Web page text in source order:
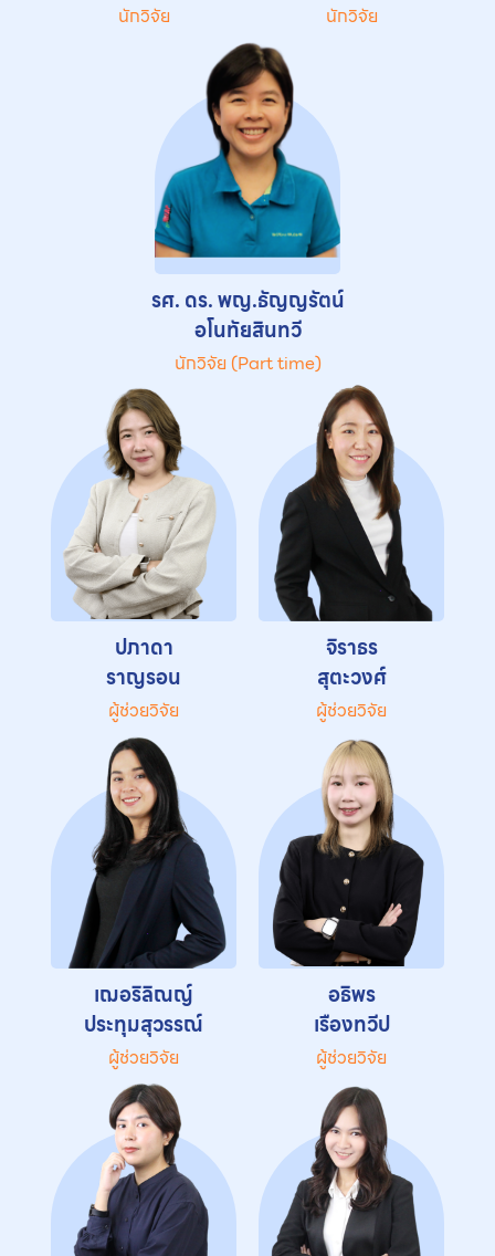
นักวิจัย นักวิจัย
รศ. ดร. พญ.ธัญญรัตน์
อโนทัยสินทวี
นักวิจัย (Part time)
ปภาดา
ราญรอน
ผู้ช่วยวิจัย
จิราธร
สุตะวงศ์
ผู้ช่วยวิจัย
เฌอริลิณญ์
ประทุมสุวรรณ์
ผู้ช่วยวิจัย
อธิพร
เรืองทวีป
ผู้ช่วยวิจัย